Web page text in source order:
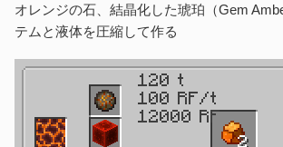
オレンジの石、結晶化した琥珀（Gem
テムと液体を圧縮して作る